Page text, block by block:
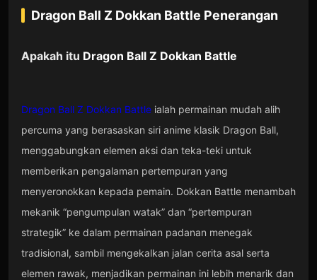
Dragon Ball Z Dokkan Battle Penerangan
Apakah itu Dragon Ball Z Dokkan Battle
Dragon Ball Z Dokkan Battleialah permainan mudah alih
percuma yang berasaskan siri anime klasik Dragon Ball,
menggabungkan elemen aksi dan teka-teki untuk
memberikan pengalaman pertempuran yang
menyeronokkan kepada pemain. Dokkan Battle menambah
mekanik “pengumpulan watak” dan “pertempuran
strategik” ke dalam permainan padanan menegak
tradisional, sambil mengekalkan jalan cerita asal serta
elemen rawak, menjadikan permainan ini lebih menarik dan